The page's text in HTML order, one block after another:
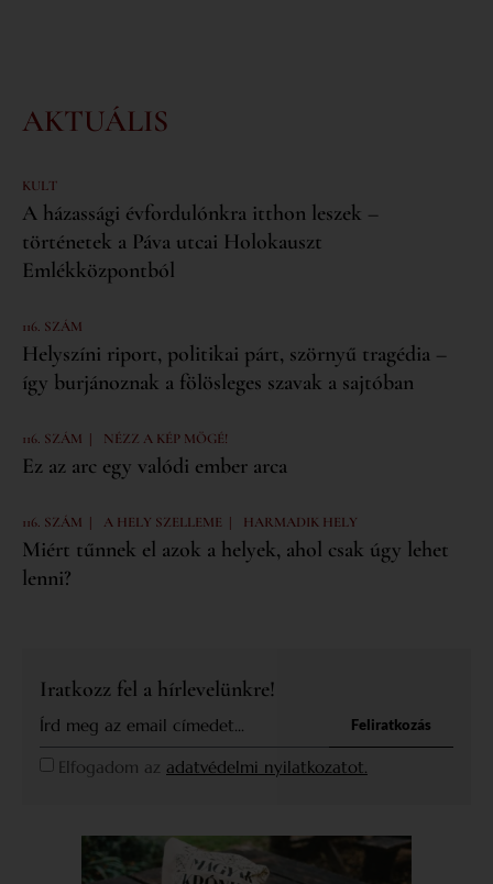
AKTUÁLIS
KULT
A házassági évfordulónkra itthon leszek –
történetek a Páva utcai Holokauszt
Emlékközpontból
116. SZÁM
Helyszíni riport, politikai párt, szörnyű tragédia –
így burjánoznak a fölösleges szavak a sajtóban
116. SZÁM | NÉZZ A KÉP MÖGÉ!
Ez az arc egy valódi ember arca
116. SZÁM | A HELY SZELLEME | HARMADIK HELY
Miért tűnnek el azok a helyek, ahol csak úgy lehet
lenni?
Iratkozz fel a hírlevelünkre!
Elfogadom az adatvédelmi nyilatkozatot.
Feliratkozás